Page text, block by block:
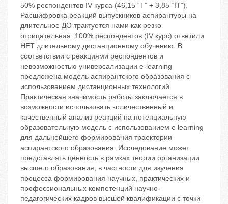
50% респондентов IV курса (46,15 “T” + 3,85 “IT”).
Расшифровка реакций выпускников аспирантуры на
длительное ДО трактуется нами как резко
отрицательная: 100% респондентов (IV курс) ответили
НЕТ длительному дистанционному обучению. В
соответствии с реакциями респондентов и
невозможностью универсализации e-learning
предложена модель аспирантского образования с
использованием дистанционных технологий.
Практическая значимость работы заключается в
возможности использовать количественный и
качественный анализ реакций на потенциальную
образовательную модель с использованием e learning
для дальнейшего формирования траектории
аспирантского образования. Исследование может
представлять ценность в рамках теории организации
высшего образования, в частности для изучения
процесса формирования научных, практических и
профессиональных компетенций научно-
педагогических кадров высшей квалификации с точки